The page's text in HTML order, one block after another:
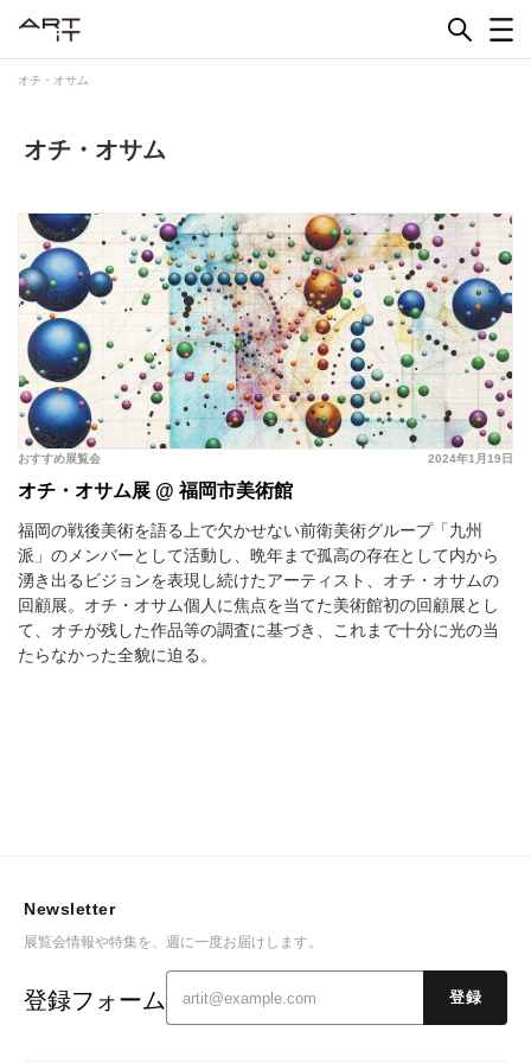
オチ・オサム
オチ・オサム
2024年1月19日
おすすめ展覧会
オチ・オサム展 @ 福岡市美術館
福岡の戦後美術を語る上で欠かせない前衛美術グループ「九州
派」のメンバーとして活動し、晩年まで孤高の存在として内から
湧き出るビジョンを表現し続けたアーティスト、オチ・オサムの
回顧展。オチ・オサム個人に焦点を当てた美術館初の回顧展とし
て、オチが残した作品等の調査に基づき、これまで十分に光の当
たらなかった全貌に迫る。
Newsletter
展覧会情報や特集を、週に一度お届けします。
登録フォーム 登録